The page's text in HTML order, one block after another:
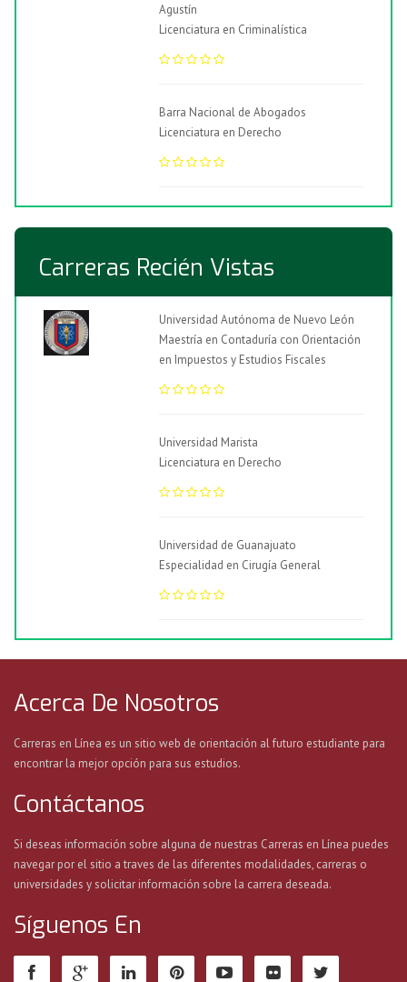
Agustín
Licenciatura en Criminalística
Barra Nacional de Abogados
Licenciatura en Derecho
Carreras Recién Vistas
Universidad Autónoma de Nuevo León
Maestría en Contaduría con Orientación
en Impuestos y Estudios Fiscales
Universidad Marista
Licenciatura en Derecho
Universidad de Guanajuato
Especialidad en Cirugía General
Acerca De Nosotros
Carreras en Línea es un sitio web de orientación al futuro estudiante para
encontrar la mejor opción para sus estudios.
Contáctanos
Si deseas información sobre alguna de nuestras Carreras en Línea puedes
navegar por el sitio a traves de las diferentes modalidades, carreras o
universidades y solicitar información sobre la carrera deseada.
Síguenos En